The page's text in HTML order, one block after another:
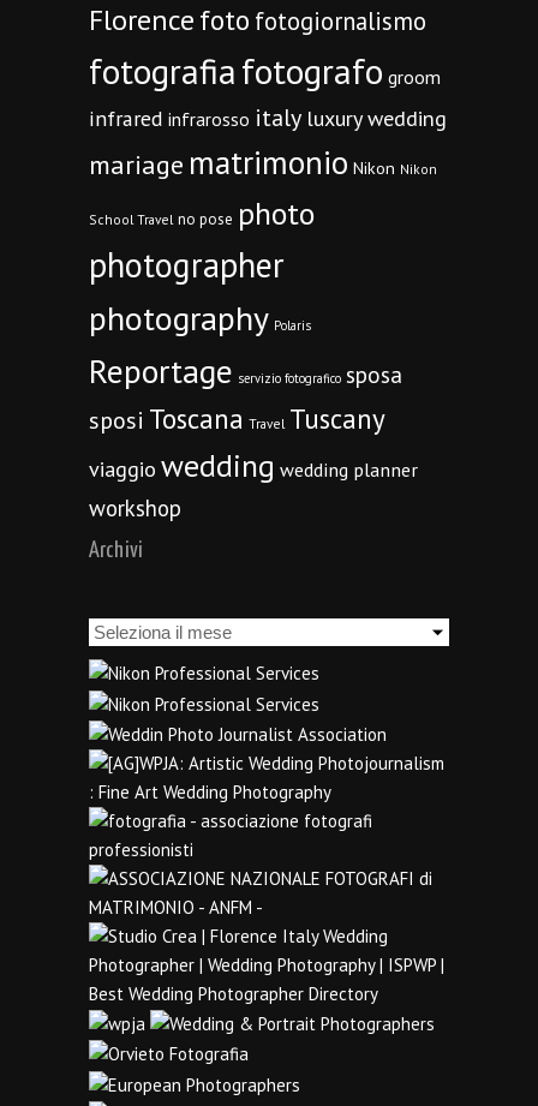
Florencefoto fotogiornalismo
fotografiafotografo groom
infrared infrarosso italy luxury wedding
mariage matrimonio Nikon Nikon
School Travel no pose photo
photographer
photography Polaris
Reportage servizio fotografico sposa
sposi Toscana Travel Tuscany
viaggio wedding wedding planner
workshop
Archivi
Archivi